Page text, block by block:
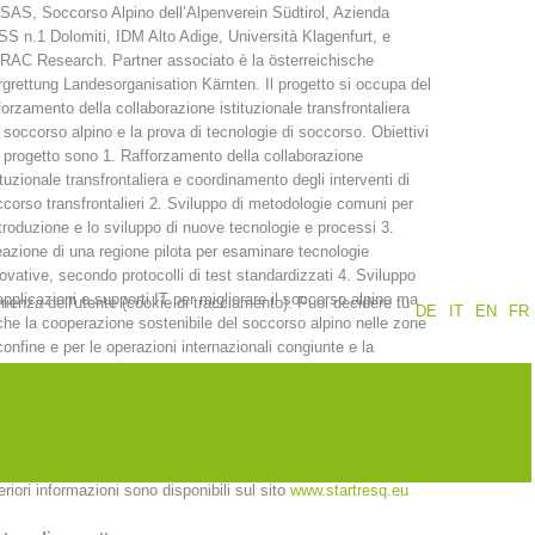
Contatti
Rapporti annuali
Formazione
Prevenzione PEER
Soccorso Alpino dell’Alpenverein Südtirol, Azienda
n.1 Dolomiti, IDM Alto Adige, Università Klagenfurt, e
Research. Partner associato è la österreichische
Landesorganisation Kärnten. Il progetto si occupa del
della collaborazione istituzionale transfrontaliera
soccorso alpino e la prova di tecnologie di soccorso. Obiettivi
progetto sono 1. Rafforzamento della collaborazione
transfrontaliera e coordinamento degli interventi di
transfrontalieri 2. Sviluppo di metodologie comuni per
e lo sviluppo di nuove tecnologie e processi 3.
di una regione pilota per esaminare tecnologie
secondo protocolli di test standardizzati 4. Sviluppo
e supporti IT per migliorare il soccorso alpino ma
la cooperazione sostenibile del soccorso alpino nelle zone
e per le operazioni internazionali congiunte e la
informazioni sono disponibili sul sito www.startresq.eu
DE
IT EN FR
dell'utente (cookie di tracciamento). Puoi decidere tu